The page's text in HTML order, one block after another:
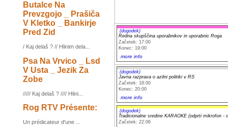
Butalce Na
Prevzgojo _ Prašiča
V Kletko _ Bankirje
Pred Zid
/ Kaj delaš ? // Hlinim dela...
Psa Na Vrvico _ Lsd
V Usta _ Jezik Za
Zobe
///// Kaj delaš ? //// Hlini...
Rog RTV Présente:
Un prédicateur d'une ...
(dogodek)
Redna skupščina uporabnikov in uporabnic Roga
Začetek: 17:00
Konec: 19:00
more info
(dogodek)
Javna razprava o azilni politiki v RS
Začetek: 18:00
Konec: 20:00
more info
(dogodek)
Tradicionalne sredine KARAOKE (odprti mikrofon -
Začetek: 22:06